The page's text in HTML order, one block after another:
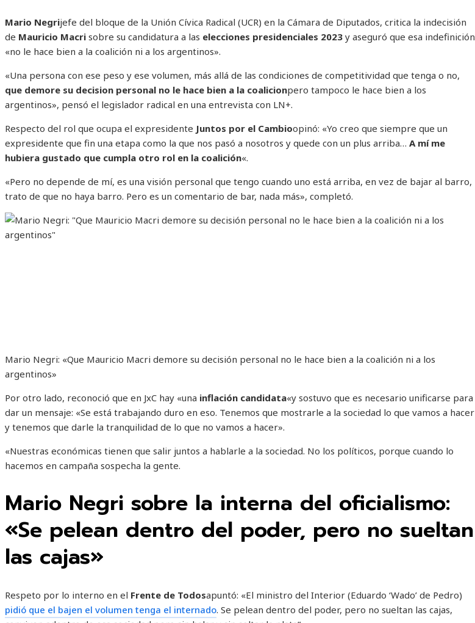
Mario Negrijefe del bloque de la Unión Cívica Radical (UCR) en la Cámara de Diputados, critica la indecisión
de Mauricio Macri sobre su candidatura a las elecciones presidenciales 2023 y aseguró que esa indefinición
«no le hace bien a la coalición ni a los argentinos».
«Una persona con ese peso y ese volumen, más allá de las condiciones de competitividad que tenga o no,
que demore su decision personal no le hace bien a la coalicionpero tampoco le hace bien a los
argentinos», pensó el legislador radical en una entrevista con LN+.
Respecto del rol que ocupa el expresidente Juntos por el Cambioopinó: «Yo creo que siempre que un
expresidente que fin una etapa como la que nos pasó a nosotros y quede con un plus arriba… A mí me
hubiera gustado que cumpla otro rol en la coalición«.
«Pero no depende de mí, es una visión personal que tengo cuando uno está arriba, en vez de bajar al barro,
trato de que no haya barro. Pero es un comentario de bar, nada más», completó.
Mario Negri: «Que Mauricio Macri demore su decisión personal no le hace bien a la coalición ni a los
argentinos»
Por otro lado, reconoció que en JxC hay «una inflación candidata«y sostuvo que es necesario unificarse para
dar un mensaje: «Se está trabajando duro en eso. Tenemos que mostrarle a la sociedad lo que vamos a hacer
y tenemos que darle la tranquilidad de lo que no vamos a hacer».
«Nuestras económicas tienen que salir juntos a hablarle a la sociedad. No los políticos, porque cuando lo
hacemos en campaña sospecha la gente.
Mario Negri sobre la interna del oficialismo:
«Se pelean dentro del poder, pero no sueltan
las cajas»
Respeto por lo interno en el Frente de Todosapuntó: «El ministro del Interior (Eduardo ‘Wado’ de Pedro)
pidió que el bajen el volumen tenga el internado. Se pelean dentro del poder, pero no sueltan las cajas,